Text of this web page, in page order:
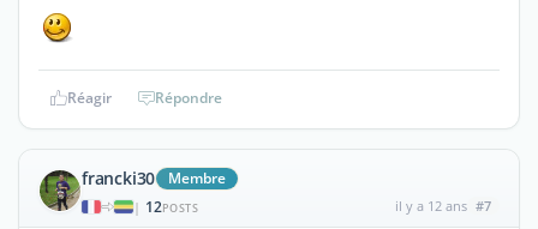
Réagir Répondre
francki30 Membre
| 12POSTS il y a 12 ans #7